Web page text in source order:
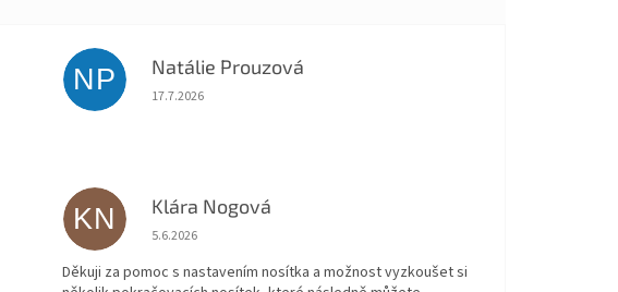
NP Natálie Prouzová
Hodnocení obchodu je 5 z 5 hvězdiček.
17.7.2026
KN Klára Nogová
Hodnocení obchodu je 5 z 5 hvězdiček.
5.6.2026
Děkuji za pomoc s nastavením nosítka a možnost vyzkoušet si